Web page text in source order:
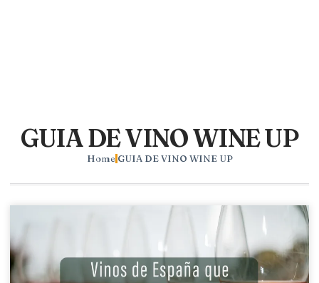
GUIA DE VINO WINE UP
Home GUIA DE VINO WINE UP